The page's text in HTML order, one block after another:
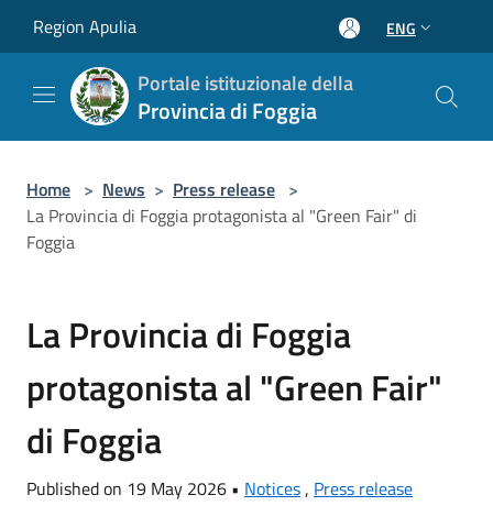
Region Apulia ENG
Portale istituzionale della
Provincia di Foggia
Home > News > Press release >
La Provincia di Foggia protagonista al "Green Fair" di
Foggia
La Provincia di Foggia
protagonista al "Green Fair"
di Foggia
Published on 19 May 2026 • Notices , Press release